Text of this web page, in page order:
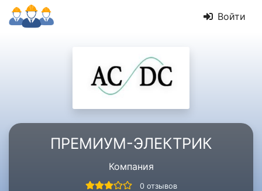
Войти
ПРЕМИУМ-ЭЛЕКТРИК
Компания
0 отзывов